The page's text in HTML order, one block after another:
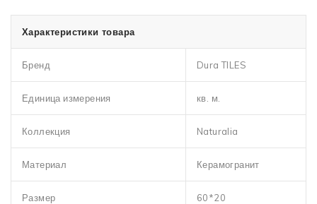
Характеристики товара
Бренд Dura TILES
Единица измерения кв. м.
Коллекция Naturalia
Материал Керамогранит
Размер 60*20